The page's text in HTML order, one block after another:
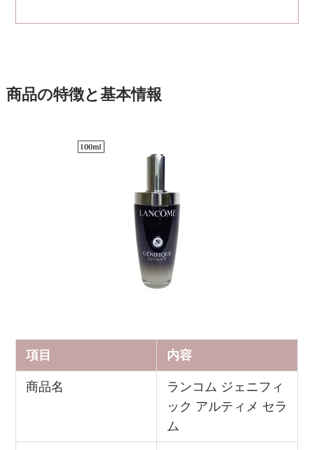
商品の特徴と基本情報
項目 内容
商品名
ランコム ジェニフィ
ック アルティメ セラ
ム